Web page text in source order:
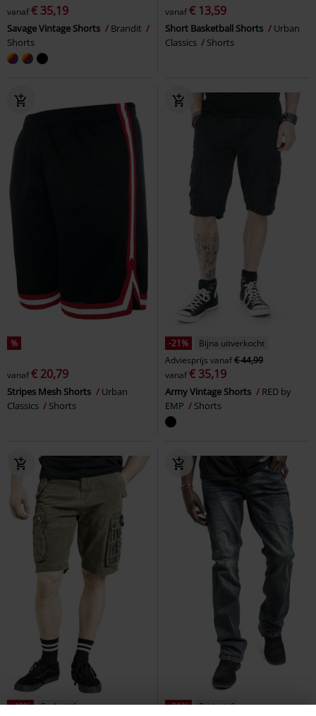
vanaf€ 35,19
Savage Vintage Shorts
Brandit
Shorts
vanaf€ 13,59
Short Basketball Shorts
Urban
Classics
Shorts
%
vanaf€ 20,79
Stripes Mesh Shorts
Urban
Classics
Shorts
-21%
Bijna uitverkocht
Adviesprijs vanaf€ 44,99
vanaf€ 35,19
Army Vintage Shorts
RED by
EMP
Shorts
-49%
Exclusief
-21%
Exclusief